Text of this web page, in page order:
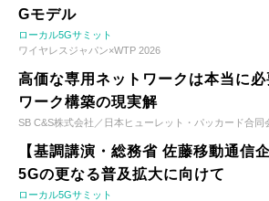
Gモデル
ローカル5Gサミット
ワイヤレスジャパン×WTP 2026
高価な専用ネットワークは本当に
ワーク構築の現実解
SB C&S株式会社／日本ヒューレット・パッカード合同
【基調講演・総務省 佐藤移動通信
5Gの更なる普及拡大に向けて
ローカル5Gサミット